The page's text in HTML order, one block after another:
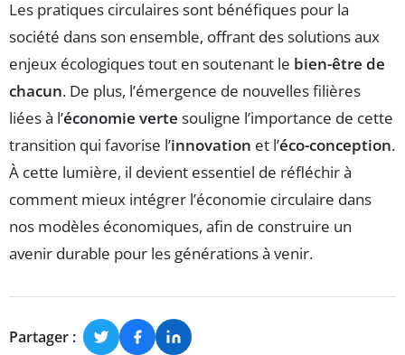
Les pratiques circulaires sont bénéfiques pour la
société dans son ensemble, offrant des solutions aux
enjeux écologiques tout en soutenant le bien-être de
chacun. De plus, l’émergence de nouvelles filières
liées à l’économie verte souligne l’importance de cette
transition qui favorise l’innovation et l’éco-conception.
À cette lumière, il devient essentiel de réfléchir à
comment mieux intégrer l’économie circulaire dans
nos modèles économiques, afin de construire un
avenir durable pour les générations à venir.
Partager :